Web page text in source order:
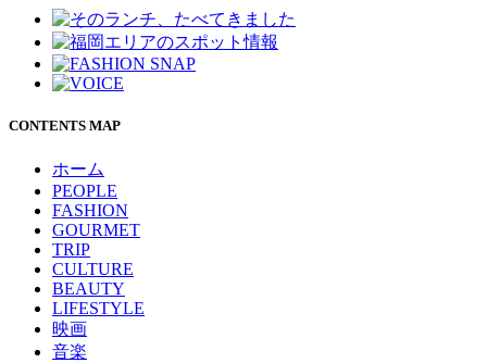
CONTENTS MAP
ホーム
PEOPLE
FASHION
GOURMET
TRIP
CULTURE
BEAUTY
LIFESTYLE
映画
音楽